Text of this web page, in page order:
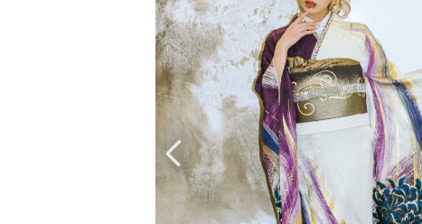
四国
香川県(44) 徳島県(23)
高知県(30)